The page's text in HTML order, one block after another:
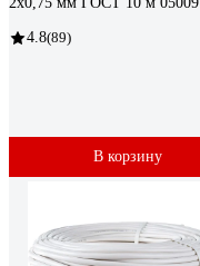
4.8(89)
В корзину